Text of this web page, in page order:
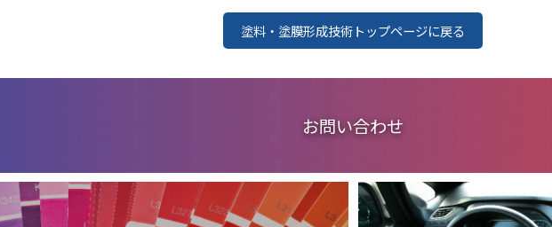
グローバル
グローバル
塗料・塗膜形成技術トップページに戻る
お問い合わせ